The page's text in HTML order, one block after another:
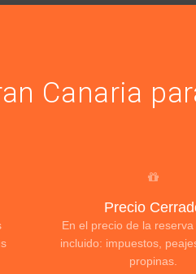
Canaria
Precio
En el precio de la
incluido: impuestos,
propinas.